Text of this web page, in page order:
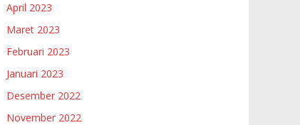
April 2023
Maret 2023
Februari 2023
Januari 2023
Desember 2022
November 2022